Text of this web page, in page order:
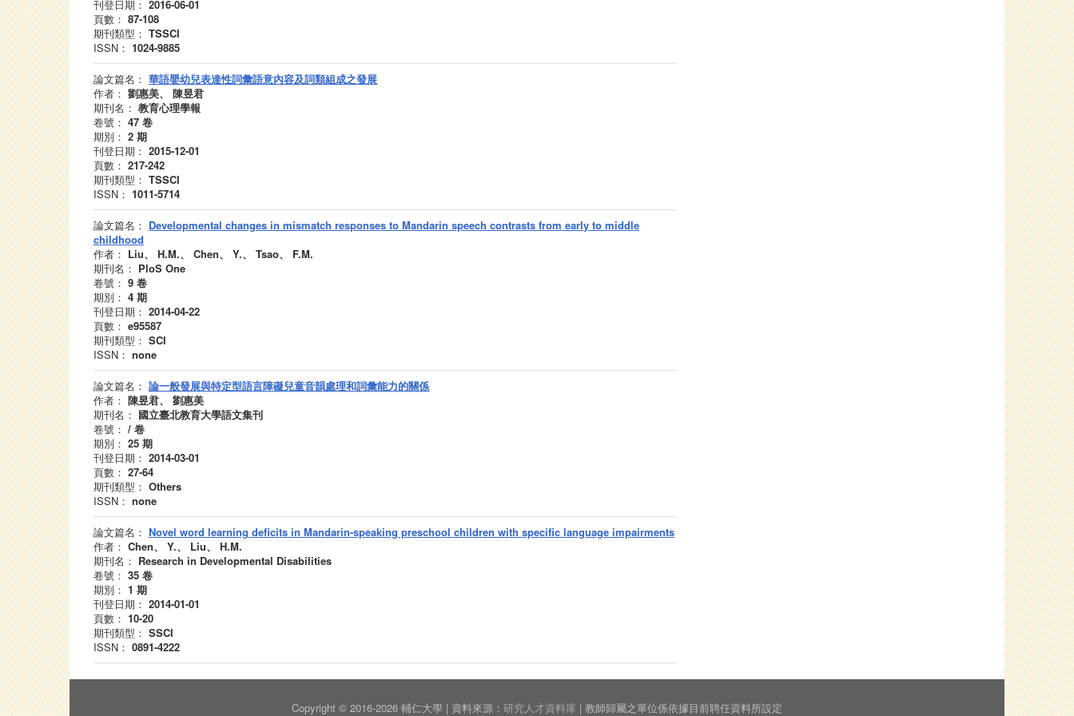
刊登日期： 2016-06-01
頁數： 87-108
期刊類型： TSSCI
ISSN： 1024-9885
論文篇名： 華語嬰幼兒表達性詞彙語意內容及詞類組成之發展
作者： 劉惠美、 陳昱君
期刊名： 教育心理學報
卷號： 47 卷
期別： 2 期
刊登日期： 2015-12-01
頁數： 217-242
期刊類型： TSSCI
ISSN： 1011-5714
論文篇名： Developmental changes in mismatch responses to Mandarin speech contrasts from early to middle
childhood
作者： Liu、 H.M.、 Chen、 Y.、 Tsao、 F.M.
期刊名： PloS One
卷號： 9 卷
期別： 4 期
刊登日期： 2014-04-22
頁數： e95587
期刊類型： SCI
ISSN： none
論文篇名： 論一般發展與特定型語言障礙兒童音韻處理和詞彙能力的關係
作者： 陳昱君、 劉惠美
期刊名： 國立臺北教育大學語文集刊
卷號： / 卷
期別： 25 期
刊登日期： 2014-03-01
頁數： 27-64
期刊類型： Others
ISSN： none
論文篇名： Novel word learning deficits in Mandarin-speaking preschool children with specific language impairments
作者： Chen、 Y.、 Liu、 H.M.
期刊名： Research in Developmental Disabilities
卷號： 35 卷
期別： 1 期
刊登日期： 2014-01-01
頁數： 10-20
期刊類型： SSCI
ISSN： 0891-4222
Copyright © 2016-2026 輔仁大學 | 資料來源： 研究人才資料庫 | 教師歸屬之單位係依據目前聘任資料所設定